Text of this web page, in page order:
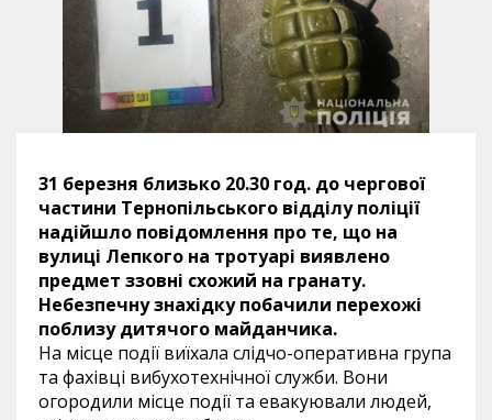
31 березня близько 20.30 год. до чергової
частини Тернопільського відділу поліції
надійшло повідомлення про те, що на
вулиці Лепкого на тротуарі виявлено
предмет ззовні схожий на гранату.
Небезпечну знахідку побачили перехожі
поблизу дитячого майданчика.
На місце події виїхала слідчо-оперативна група
та фахівці вибухотехнічної служби. Вони
огородили місце події та евакуювали людей,